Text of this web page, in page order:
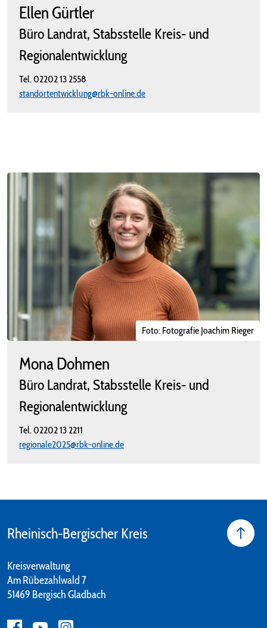
Ellen Gürtler
Büro Landrat, Stabsstelle Kreis- und
Regionalentwicklung
Tel.02202 13 2558
standortentwicklung@rbk-online.de
Mona Dohmen
Büro Landrat, Stabsstelle Kreis- und
Regionalentwicklung
Tel.02202 13 2211
regionale2025@rbk-online.de
Foto: Fotografie Joachim Rieger
Rheinisch-Bergischer Kreis
Kreisverwaltung
Am Rübezahlwald 7
51469 Bergisch Gladbach